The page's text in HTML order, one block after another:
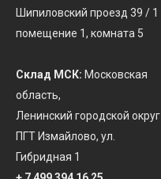
Шипиловский проезд 39 / 1
помещение 1, комната 5
Склад МСК: Московская
область,
Ленинский городской округ
ПГТ Измайлово, ул.
Гибридная 1